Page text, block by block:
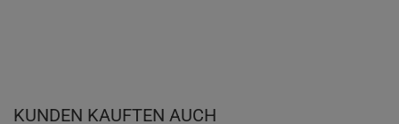
KUNDEN KAUFTEN AUCH